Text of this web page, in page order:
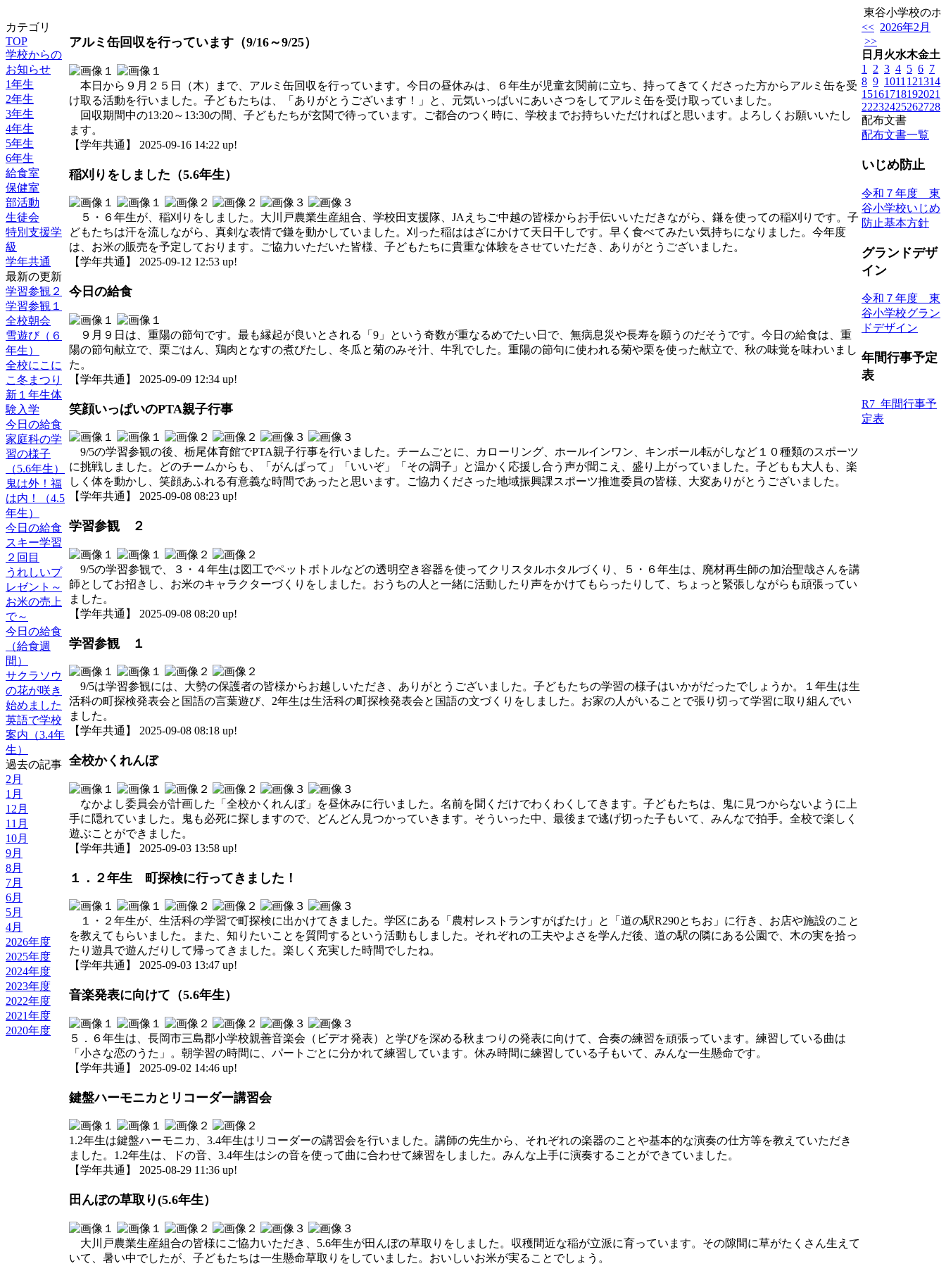
東谷小学校のホ
カテゴリ
TOP
学校からの
お知らせ
1年生
2年生
3年生
4年生
5年生
6年生
給食室
保健室
部活動
生徒会
特別支援学
級
学年共通
最新の更新
学習参観２
学習参観１
全校朝会
雪遊び（６
年生）
全校にこに
こ冬まつり
新１年生体
験入学
今日の給食
家庭科の学
習の様子
（5.6年生）
鬼は外！福
は内！（4.5
年生）
今日の給食
スキー学習
２回目
うれしいプ
レゼント～
お米の売上
で～
今日の給食
（給食週
間）
サクラソウ
の花が咲き
始めました
英語で学校
案内（3.4年
生）
過去の記事
2月
1月
12月
11月
10月
9月
8月
7月
6月
5月
4月
2026年度
2025年度
2024年度
2023年度
2022年度
2021年度
2020年度
アルミ缶回収を行っています（9/16～9/25）
本日から９月２５日（木）まで、アルミ缶回収を行っています。今日の昼休みは、６年生が児童玄関前に立ち、持ってきてくださった方からアルミ缶を受
け取る活動を行いました。子どもたちは、「ありがとうございます！」と、元気いっぱいにあいさつをしてアルミ缶を受け取っていました。
回収期間中の13:20～13:30の間、子どもたちが玄関で待っています。ご都合のつく時に、学校までお持ちいただければと思います。よろしくお願いいたし
ます。
【学年共通】 2025-09-16 14:22 up!
稲刈りをしました（5.6年生）
５・６年生が、稲刈りをしました。大川戸農業生産組合、学校田支援隊、JAえちご中越の皆様からお手伝いいただきながら、鎌を使っての稲刈りです。子
どもたちは汗を流しながら、真剣な表情で鎌を動かしていました。刈った稲ははざにかけて天日干しです。早く食べてみたい気持ちになりました。今年度
は、お米の販売を予定しております。ご協力いただいた皆様、子どもたちに貴重な体験をさせていただき、ありがとうございました。
【学年共通】 2025-09-12 12:53 up!
今日の給食
９月９日は、重陽の節句です。最も縁起が良いとされる「9」という奇数が重なるめでたい日で、無病息災や長寿を願うのだそうです。今日の給食は、重
陽の節句献立で、栗ごはん、鶏肉となすの煮びたし、冬瓜と菊のみそ汁、牛乳でした。重陽の節句に使われる菊や栗を使った献立で、秋の味覚を味わいまし
た。
【学年共通】 2025-09-09 12:34 up!
笑顔いっぱいのPTA親子行事
9/5の学習参観の後、栃尾体育館でPTA親子行事を行いました。チームごとに、カローリング、ホールインワン、キンボール転がしなど１０種類のスポーツ
に挑戦しました。どのチームからも、「がんばって」「いいぞ」「その調子」と温かく応援し合う声が聞こえ、盛り上がっていました。子どもも大人も、楽
しく体を動かし、笑顔あふれる有意義な時間であったと思います。ご協力くださった地域振興課スポーツ推進委員の皆様、大変ありがとうございました。
【学年共通】 2025-09-08 08:23 up!
学習参観 ２
9/5の学習参観で、３・４年生は図工でペットボトルなどの透明空き容器を使ってクリスタルホタルづくり、５・６年生は、廃材再生師の加治聖哉さんを講
師としてお招きし、お米のキャラクターづくりをしました。おうちの人と一緒に活動したり声をかけてもらったりして、ちょっと緊張しながらも頑張ってい
ました。
【学年共通】 2025-09-08 08:20 up!
学習参観 １
9/5は学習参観には、大勢の保護者の皆様からお越しいただき、ありがとうございました。子どもたちの学習の様子はいかがだったでしょうか。１年生は生
活科の町探検発表会と国語の言葉遊び、2年生は生活科の町探検発表会と国語の文づくりをしました。お家の人がいることで張り切って学習に取り組んでい
ました。
【学年共通】 2025-09-08 08:18 up!
全校かくれんぼ
なかよし委員会が計画した「全校かくれんぼ」を昼休みに行いました。名前を聞くだけでわくわくしてきます。子どもたちは、鬼に見つからないように上
手に隠れていました。鬼も必死に探しますので、どんどん見つかっていきます。そういった中、最後まで逃げ切った子もいて、みんなで拍手。全校で楽しく
遊ぶことができました。
【学年共通】 2025-09-03 13:58 up!
１．２年生 町探検に行ってきました！
１・２年生が、生活科の学習で町探検に出かけてきました。学区にある「農村レストランすがばたけ」と「道の駅R290とちお」に行き、お店や施設のこと
を教えてもらいました。また、知りたいことを質問するという活動もしました。それぞれの工夫やよさを学んだ後、道の駅の隣にある公園で、木の実を拾っ
たり遊具で遊んだりして帰ってきました。楽しく充実した時間でしたね。
【学年共通】 2025-09-03 13:47 up!
音楽発表に向けて（5.6年生）
５．６年生は、長岡市三島郡小学校親善音楽会（ビデオ発表）と学びを深める秋まつりの発表に向けて、合奏の練習を頑張っています。練習している曲は
「小さな恋のうた」。朝学習の時間に、パートごとに分かれて練習しています。休み時間に練習している子もいて、みんな一生懸命です。
【学年共通】 2025-09-02 14:46 up!
鍵盤ハーモニカとリコーダー講習会
1.2年生は鍵盤ハーモニカ、3.4年生はリコーダーの講習会を行いました。講師の先生から、それぞれの楽器のことや基本的な演奏の仕方等を教えていただき
ました。1.2年生は、ドの音、3.4年生はシの音を使って曲に合わせて練習をしました。みんな上手に演奏することができていました。
【学年共通】 2025-08-29 11:36 up!
田んぼの草取り(5.6年生）
大川戸農業生産組合の皆様にご協力いただき、5.6年生が田んぼの草取りをしました。収穫間近な稲が立派に育っています。その隙間に草がたくさん生えて
いて、暑い中でしたが、子どもたちは一生懸命草取りをしていました。おいしいお米が実ることでしょう。
<< 2026年2月
>>
日 月 火水木金土
1
2 3 4 5 6 7
8 9 1011 121314
15161718192021
22232425262728
配布文書
配布文書一覧
いじめ防止
令和７年度 東
谷小学校いじめ
防止基本方針
グランドデザ
イン
令和７年度 東
谷小学校グラン
ドデザイン
年間行事予定
表
R7_年間行事予
定表